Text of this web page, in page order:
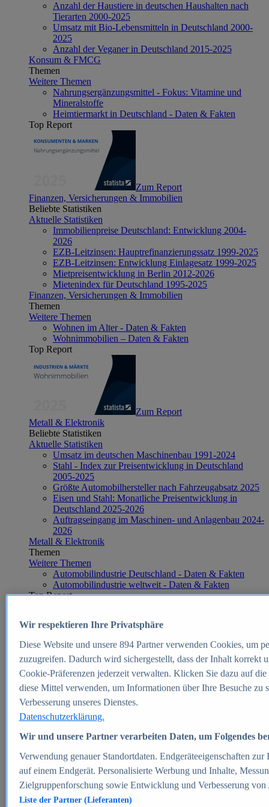
Anzahl der Haustiere in deutschen Haushalten nach
Tierarten 2000-2025
Umsatz mit Bio-Lebensmitteln in Deutschland 2000-
2025
Anzahl der Veganer in Deutschland 2015-2025
Konsum & FMCG
Themen
Weitere Themen
Nahrungsergänzungsmittel - Fokus: Vitamine und
Mineralstoffe
Heimtiermarkt in Deutschland - Daten & Fakten
Top Report
Zum Report
Finanzen, Versicherungen & Immobilien
Beliebte Statistiken
Aktuelle Statistiken
Immobilienpreise Deutschland: Entwicklung 2004-
2026
EZB-Leitzinsen: Hauptrefinanzierungssatz 1999-2025
EZB-Leitzinsen: Entwicklung Einlagesatz 1999-2025
Mietpreisentwicklung in Berlin 2012-2026
Mietenindex für Deutschland 1995-2025
Finanzen, Versicherungen & Immobilien
Themen
Weitere Themen
Wohnen im Alter - Daten & Fakten
Wohnimmobilien – Daten & Fakten
Top Report
Zum Report
Metall & Elektronik
Beliebte Statistiken
Aktuelle Statistiken
Umsatz im deutschen Maschinenbau 1991-2024
Stahl - Index zur Preisentwicklung in Deutschland
2005-2025
Größte Automobilhersteller nach Fahrzeugabsatz 2025
Eisen und Stahl: Monatliche Preisentwicklung in
Deutschland 2025-2026
Auftragseingang im Maschinen- und Anlagenbau 2024-
2026
Metall & Elektronik
Themen
Weitere Themen
Automobilindustrie Deutschland - Daten & Fakten
Automobilindustrie weltweit - Daten & Fakten
Top Report
Zum Report
E-commerce
Beliebte Statistiken
Aktuelle Statistiken
E-Commerce - Entwicklung des Umsatzes in
Deutschland 1999-2025
Umsatz von Amazon in Deutschland und weltweit
2010-2025
B2C-E-Commerce: Top-50 Online Shops in
Deutschland 2024
Marktanteile von Online-Zahlungsverfahren in
Deutschland 2024
Umsatzstarke Warengruppen im Online-Handel in
Deutschland 2023-2025
Wir respektieren Ihre Privatsphäre
Diese Website und unsere 894Partner verwenden Cookies, um
zuzugreifen. Dadurch wird sichergestellt, dass der Inhalt korrekt
Cookie-Präferenzen jederzeit verwalten. Klicken Sie dazu auf
diese Mittel verwenden, um Informationen über Ihre Besuche
Verbesserung unseres Dienstes.
Datenschutzerklärung.
Wir und unsere Partner verarbeiten Daten, um Folgendes
Verwendung genauer Standortdaten. Endgeräteeigenschaften
auf einem Endgerät. Personalisierte Werbung und Inhalte,
Zielgruppenforschung sowie Entwicklung und Verbesserung von
Liste der Partner (Lieferanten)